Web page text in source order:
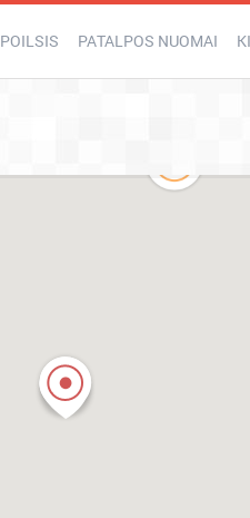
POILSIS PATALPOS NUOMAI